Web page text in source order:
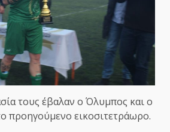
τους έβαλαν ο Όλυμπος και ο
προηγούμενο εικοσιτετράωρο.